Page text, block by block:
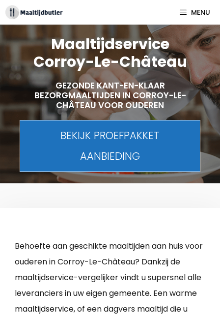
Spring
naar
inhoud
MENU
Maaltijdservice
Corroy-Le-Château
GEZONDE KANT-EN-KLAAR
BEZORGMAALTIJDEN IN CORROY-LE-
CHÂTEAU VOOR OUDEREN
BEKIJK PROEFPAKKET
AANBIEDING
Behoefte aan geschikte maaltijden aan huis voor
ouderen in Corroy-Le-Château? Dankzij de
maaltijdservice-vergelijker vindt u supersnel alle
leveranciers in uw eigen gemeente. Een warme
maaltijdservice, of een dagvers maaltijd die u